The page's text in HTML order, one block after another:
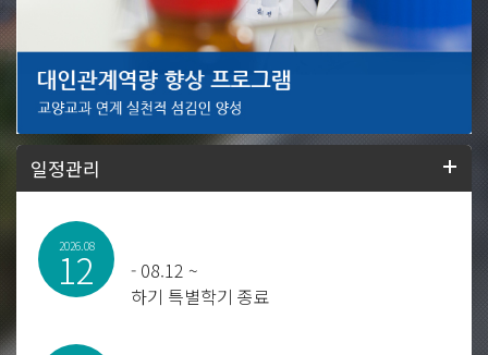
일정관리
2026.08
12 - 08.12 ~
하기 특별학기 종료